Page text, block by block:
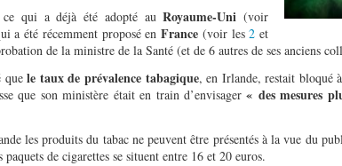
ce qui a déjà été adopté auRoyaume-Uni (voir
a été récemment proposé enFrance (voir les2 et
de la ministre de la Santé (et de 6 autres de ses anciens
quele taux de prévalence tabagique, en Irlande, restait bloqué à
que son ministère était en train d’envisager« des mesures
les produits du tabac ne peuvent être présentés à la vue du
de cigarettes se situent entre 16 et 20 euros.